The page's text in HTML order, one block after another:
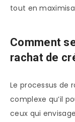
tout en
Comment
rachat de
Le processus de
complexe qu’il
ceux qui